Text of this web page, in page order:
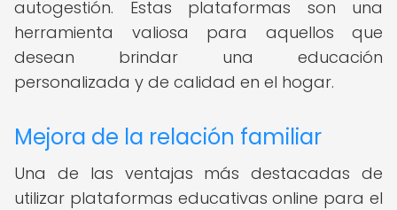
autogestión. Estas plataformas son una
herramienta valiosa para aquellos que
desean brindar una educación
personalizada y de calidad en el hogar.
Mejora de la relación familiar
Una de las ventajas más destacadas de
utilizar plataformas educativas online para el